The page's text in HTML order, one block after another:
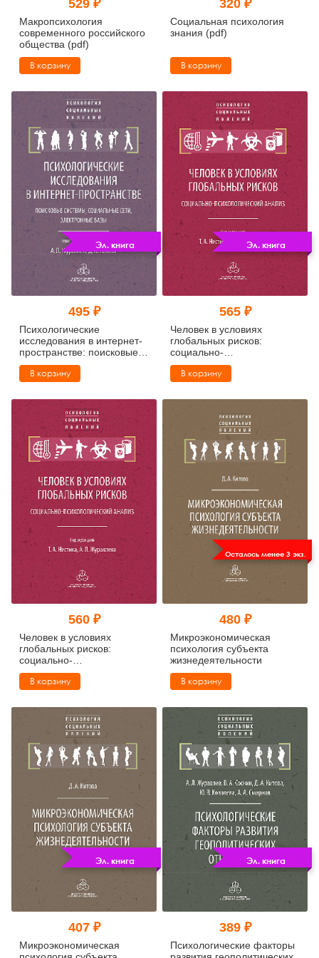
529 ₽
Макропсихология
современного российского
общества (pdf)
В корзину
320 ₽
Социальная психология
знания (pdf)
В корзину
Эл. книга
495 ₽
Психологические
исследования в интернет-
пространстве: поисковые
системы, социальные сети,
электронные базы (pdf)
В корзину
Эл. книга
565 ₽
Человек в условиях
глобальных рисков:
социально-
психологический анализ
(pdf)
В корзину
560 ₽
Человек в условиях
глобальных рисков:
социально-
психологический анализ
В корзину
Осталось менее 3 экз.
480 ₽
Микроэкономическая
психология субъекта
жизнедеятельности
В корзину
Эл. книга
407 ₽
Микроэкономическая
Эл. книга
389 ₽
Психологические факторы